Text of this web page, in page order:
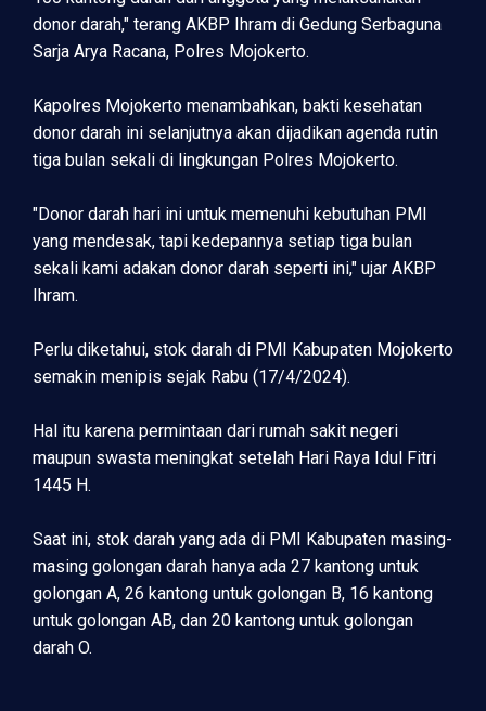
donor darah," terang AKBP Ihram di Gedung Serbaguna
Sarja Arya Racana, Polres Mojokerto.
Kapolres Mojokerto menambahkan, bakti kesehatan
donor darah ini selanjutnya akan dijadikan agenda rutin
tiga bulan sekali di lingkungan Polres Mojokerto.
"Donor darah hari ini untuk memenuhi kebutuhan PMI
yang mendesak, tapi kedepannya setiap tiga bulan
sekali kami adakan donor darah seperti ini," ujar AKBP
Ihram.
Perlu diketahui, stok darah di PMI Kabupaten Mojokerto
semakin menipis sejak Rabu (17/4/2024).
Hal itu karena permintaan dari rumah sakit negeri
maupun swasta meningkat setelah Hari Raya Idul Fitri
1445 H.
Saat ini, stok darah yang ada di PMI Kabupaten masing-
masing golongan darah hanya ada 27 kantong untuk
golongan A, 26 kantong untuk golongan B, 16 kantong
untuk golongan AB, dan 20 kantong untuk golongan
darah O.